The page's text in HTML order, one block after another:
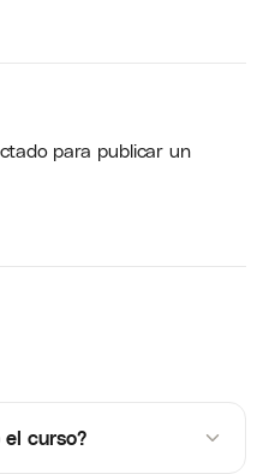
para publicar un
curso?